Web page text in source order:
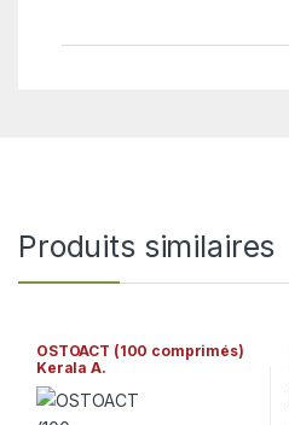
Produits similaires
OSTOACT (100 comprimés)
Kerala A.